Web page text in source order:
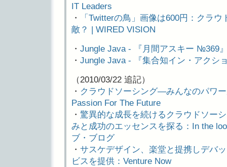
IT Leaders
・
「Twitterの鳥」画像は600円：クラ
敵？ | WIRED VISION
・ Jungle Java - 『月間アスキー №369
・ Jungle Java - 『集合知イン・アクシ
（2010/03/22 追記）
・ クラウドソーシング―みんなのパワ
Passion For The Future
・ 驚異的な成長を続けるクラウドソー
みと成功のエッセンスを探る：In the
ブ・ブログ
・ サスケデザイン、楽堂と提携しデバ
ビスを提供：Venture Now